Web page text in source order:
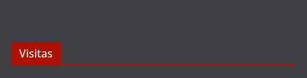
Visitas